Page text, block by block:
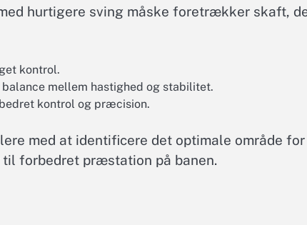
hurtigere sving måske foretrækker skaft,
kontrol.
mellem hastighed og stabilitet.
kontrol og præcision.
med at identificere det optimale område for
forbedret præstation på banen.